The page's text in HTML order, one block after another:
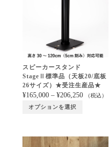
スピーカースタンド
StageⅡ標準品（天板20/底板
26サイズ）★受注生産品★
¥165,000– ¥206,250 （税込）
オプションを選択